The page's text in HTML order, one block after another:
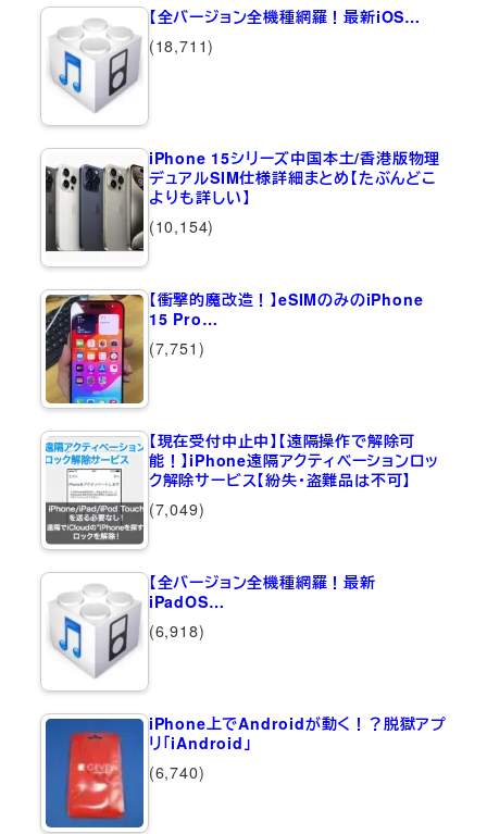
【全バージョン全機種網羅！最新iOS…
(18,711)
iPhone 15シリーズ中国本土/香港版物理
デュアルSIM仕様詳細まとめ【たぶんどこ
よりも詳しい】
(10,154)
【衝撃的魔改造！】eSIMのみのiPhone
15 Pro…
(7,751)
【現在受付中止中】【遠隔操作で解除可
能！】iPhone遠隔アクティベーションロッ
ク解除サービス【紛失・盗難品は不可】
(7,049)
【全バージョン全機種網羅！最新
iPadOS…
(6,918)
iPhone上でAndroidが動く！？脱獄アプ
リ「iAndroid」
(6,740)